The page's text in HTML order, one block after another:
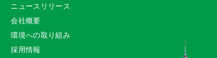
ニュースリリース
会社概要
環境への取り組み
採用情報